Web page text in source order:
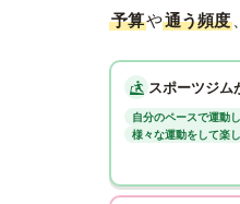
予算や通う頻度 、
スポーツジム
自分のペースで運動
様々な運動をして楽